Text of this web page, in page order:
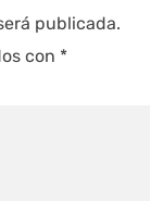
publicada.
con *